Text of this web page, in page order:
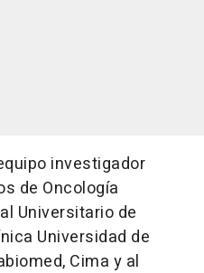
investigador
de Oncología
Universitario de
Universidad de
Cima y al